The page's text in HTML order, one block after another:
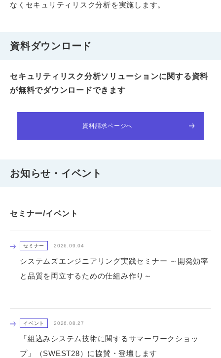
なくセキュリティリスク分析を実施します。
資料ダウンロード
セキュリティリスク分析ソリューションに関する資料
が無料でダウンロードできます
資料請求ページへ
お知らせ・イベント
セミナー/イベント
セミナー 2026.09.04
システムズエンジニアリング実践セミナー ～開発効率
と品質を両立するための仕組み作り～
イベント 2026.08.27
「組込みシステム技術に関するサマーワークショッ
プ」（SWEST28）に協賛・登壇します